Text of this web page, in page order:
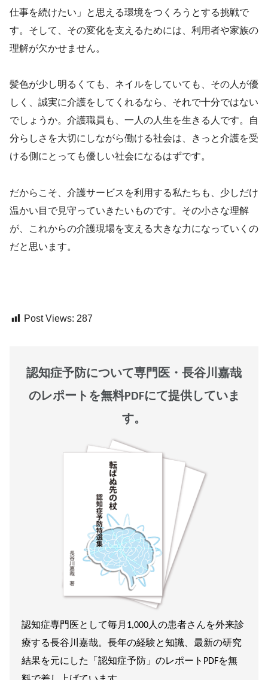
仕事を続けたい」と思える環境をつくろうとする挑戦で
す。そして、その変化を支えるためには、利用者や家族の
理解が欠かせません。
髪色が少し明るくても、ネイルをしていても、その人が優
しく、誠実に介護をしてくれるなら、それで十分ではない
でしょうか。介護職員も、一人の人生を生きる人です。自
分らしさを大切にしながら働ける社会は、きっと介護を受
ける側にとっても優しい社会になるはずです。
だからこそ、介護サービスを利用する私たちも、少しだけ
温かい目で見守っていきたいものです。その小さな理解
が、これからの介護現場を支える大きな力になっていくの
だと思います。
Post Views: 287
認知症予防について専門医・長谷川嘉哉
のレポートを無料PDFにて提供していま
す。
認知症専門医として毎月1,000人の患者さんを外来診
療する長谷川嘉哉。長年の経験と知識、最新の研究
結果を元にした「認知症予防」のレポートPDFを無